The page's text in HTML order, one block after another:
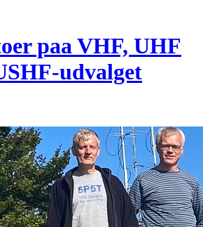
paa VHF, UHF
udvalget